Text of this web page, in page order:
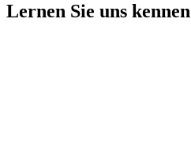
Lernen Sie uns kennen